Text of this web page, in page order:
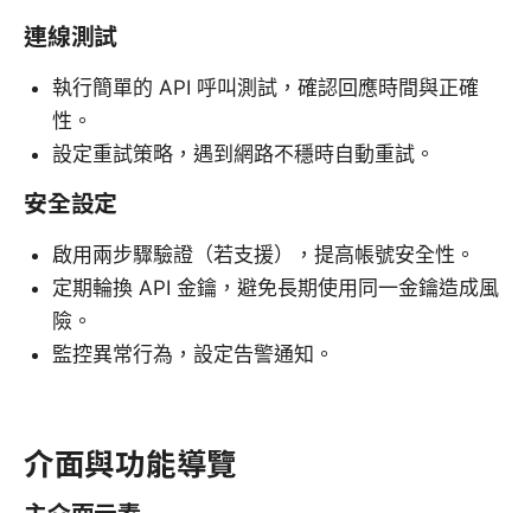
連線測試
執行簡單的 API 呼叫測試，確認回應時間與正確
性。
設定重試策略，遇到網路不穩時自動重試。
安全設定
啟用兩步驟驗證（若支援），提高帳號安全性。
定期輪換 API 金鑰，避免長期使用同一金鑰造成風
險。
監控異常行為，設定告警通知。
介面與功能導覽